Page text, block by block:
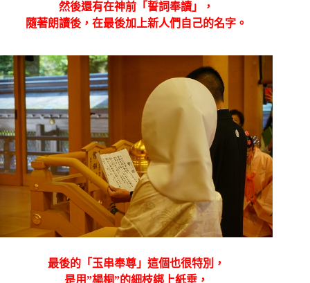
然後還有在神前「誓詞奉讀」，
隨著朗讀後，在最後加上新人們自己的名字。
最後的「玉串奉尊」這個也很特別，
是用”楊桐”的細枝綁上紙垂，